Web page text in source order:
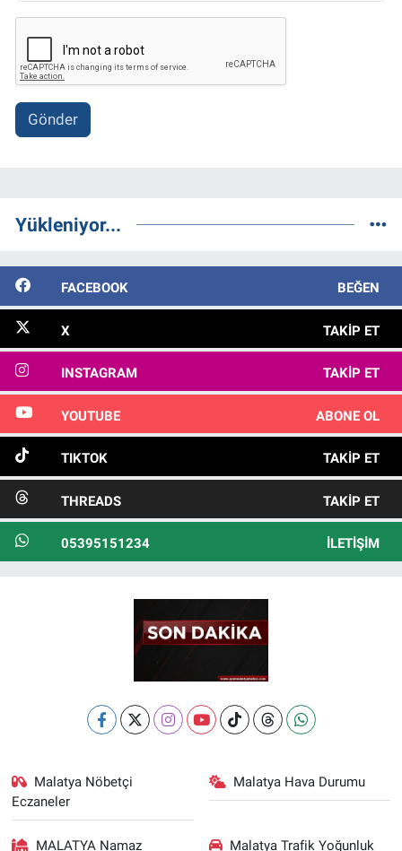
Gönder
Yükleniyor...
FACEBOOK BEĞEN
X TAKIP ET
INSTAGRAM TAKIP ET
YOUTUBE ABONE OL
TIKTOK TAKIP ET
THREADS TAKIP ET
05395151234 İLETIŞIM
Malatya Nöbetçi
Eczaneler
Malatya Hava Durumu
MALATYA Namaz Malatya Trafik Yoğunluk